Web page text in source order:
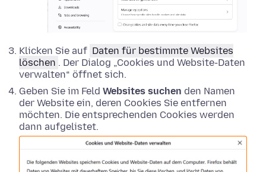
Klicken Sie auf Daten für bestimmte Websites
löschen . Der Dialog „Cookies und Website-Daten
verwalten“ öffnet sich.
Geben Sie im Feld Websites suchen den Namen
der Website ein, deren Cookies Sie entfernen
möchten. Die entsprechenden Cookies werden
dann aufgelistet.